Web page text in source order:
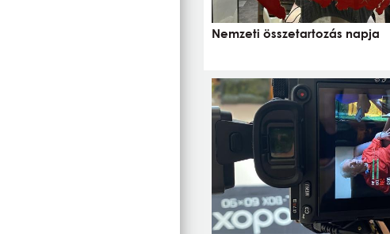
Nemzeti összetartozás napja